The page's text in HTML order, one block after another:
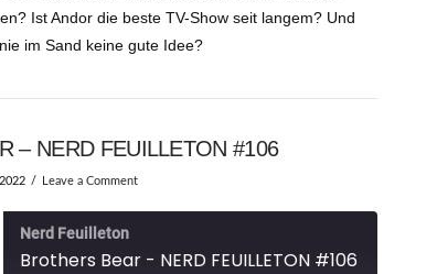
Ist Andor die beste TV-Show seit langem? Und
im Sand keine gute Idee?
– NERD FEUILLETON #106
Leave a Comment
Nerd Feuilleton
Brothers Bear - NERD FEUILLETON #106